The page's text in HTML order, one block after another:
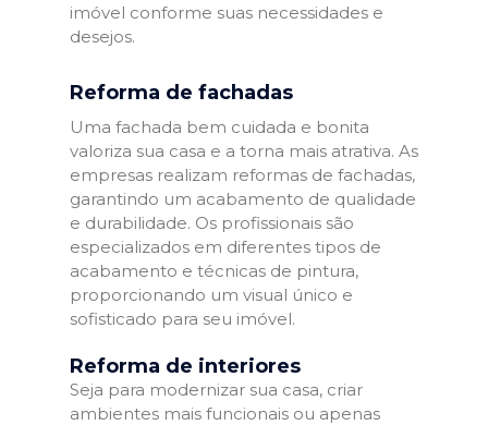
imóvel conforme suas necessidades e
desejos.
Reforma de fachadas
Uma fachada bem cuidada e bonita
valoriza sua casa e a torna mais atrativa. As
empresas realizam reformas de fachadas,
garantindo um acabamento de qualidade
e durabilidade. Os profissionais são
especializados em diferentes tipos de
acabamento e técnicas de pintura,
proporcionando um visual único e
sofisticado para seu imóvel.
Reforma de interiores
Seja para modernizar sua casa, criar
ambientes mais funcionais ou apenas